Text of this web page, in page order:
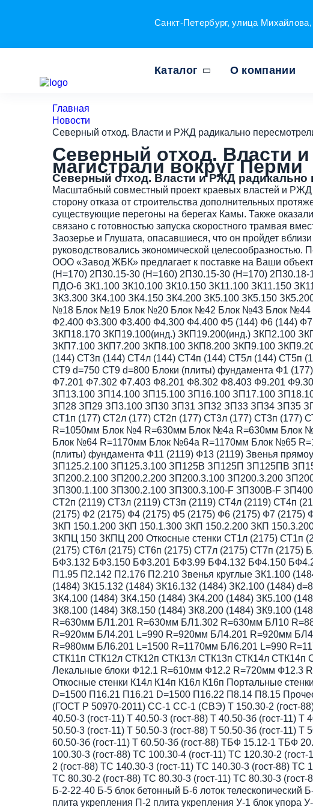
Санкт-Петербург, улица Михайлова,
Каталог О компании
Главная
Новости
Северный отход. Власти и РЖД радикально
Северный отход. Власти
магистрали вокруг Перми
Северный отход. Власти и РЖД радикально
Масштабный совместный проект краевых властей и
сторону отказа от строительства дополнительных
существующие перегоны на берегах Камы. Также
связано с готовностью запуска скоростного трамвая
Заозерье и Глушата, опасавшиеся, что он пройдет
руководствовались экономической целесооб­разностью.
ООО «Завод ЖБК» предлагает к поставке на Ваши
(H=170) 2П30.15-30 (H=160) 2П30.15-30 (H=170)
ПДО-6 ЗК1.100 ЗК10.100 ЗК10.150 ЗК11.100 ЗК11.150
ЗК3.300 ЗК4.100 ЗК4.150 ЗК4.200 ЗК5.100 ЗК5.150
№18 Блок №19 Блок №20 Блок №42 Блок №43 Блок №44
Ф2.400 Ф3.300 Ф3.400 Ф4.300 Ф4.400 Ф5 (144) Ф6 (144)
ЗКП18.170 ЗКП19.100(инд.) ЗКП19.200(инд.) ЗКП2.100
ЗКП7.100 ЗКП7.200 ЗКП8.100 ЗКП8.200 ЗКП9.100
(144) СТ3п (144) СТ4л (144) СТ4п (144) СТ5л (144) СТ5п
СТ9 d=750 СТ9 d=800 Блоки (плиты) фундамента Ф1
Ф7.201 Ф7.302 Ф7.403 Ф8.201 Ф8.302 Ф8.403 Ф9.201
ЗП13.100 ЗП14.100 ЗП15.100 ЗП16.100 ЗП17.100
ЗП28 ЗП29 ЗП3.100 ЗП30 ЗП31 ЗП32 ЗП33 ЗП34 ЗП35
СТ1п (177) СТ2л (177) СТ2п (177) СТ3л (177) СТ3п
R=1050мм Блок №4 R=630мм Блок №4а R=630мм
Блок №64 R=1170мм Блок №64а R=1170мм Блок №65
(плиты) фундамента Ф11 (2119) Ф13 (2119) Звенья
ЗП125.2.100 ЗП125.3.100 ЗП125В ЗП125П ЗП125ПВ
ЗП200.2.100 ЗП200.2.200 ЗП200.3.100 ЗП200.3.200
ЗП300.1.100 ЗП300.2.100 ЗП300.3.100-F ЗП300В-F
СТ2п (2119) СТ3л (2119) СТ3п (2119) СТ4л (2119) СТ4п
(2175) Ф2 (2175) Ф4 (2175) Ф5 (2175) Ф6 (2175) Ф7
ЗКП 150.1.200 ЗКП 150.1.300 ЗКП 150.2.200 ЗКП
ЗКПЦ 150 ЗКПЦ 200 Откосные стенки СТ1л (2175) СТ1п
(2175) СТ6л (2175) СТ6п (2175) СТ7л (2175) СТ7п
БФ3.132 БФ3.150 БФ3.201 БФ3.99 БФ4.132 БФ4.150
П1.95 П2.142 П2.176 П2.210 Звенья круглые ЗК1.100
(1484) ЗК15.132 (1484) ЗК16.132 (1484) ЗК2.100 (1484)
ЗК4.100 (1484) ЗК4.150 (1484) ЗК4.200 (1484) ЗК5.100
ЗК8.100 (1484) ЗК8.150 (1484) ЗК8.200 (1484) ЗК9.100
R=630мм БЛ1.201 R=630мм БЛ1.302 R=630мм БЛ10
R=920мм БЛ4.201 L=990 R=920мм БЛ4.201 R=920мм
R=980мм БЛ6.201 L=1500 R=1170мм БЛ6.201 L=990
СТК11п СТК12л СТК12п СТК13л СТК13п СТК14л СТК14п
Лекальные блоки Ф12.1 R=610мм Ф12.2 R=720мм
Откосные стенки К14л К14п К16л К16п Портальные
D=1500 П16.21 П16.21 D=1500 П16.22 П8.14 П8.15
(ГОСТ Р 50970-2011) СС-1 СС-1 (СВЭ) Т 150.30-2 (гост-88)
40.50-3 (гост-11) Т 40.50-3 (гост-88) Т 40.50-3б (гост-11) Т
50.50-3 (гост-11) Т 50.50-3 (гост-88) Т 50.50-3б (гост-11) Т
60.50-3б (гост-11) Т 60.50-3б (гост-88) ТБФ 15.12-1 ТБФ
100.30-3 (гост-88) ТС 100.30-4 (гост-11) ТС 120.30-2
2 (гост-88) ТС 140.30-3 (гост-11) ТС 140.30-3 (гост-88) ТС
ТС 80.30-2 (гост-88) ТС 80.30-3 (гост-11) ТС 80.30-3
Б-2-22-40 Б-5 блок бетонный Б-6 лоток телескопический
плита укрепления П-2 плита укрепления У-1 блок упора